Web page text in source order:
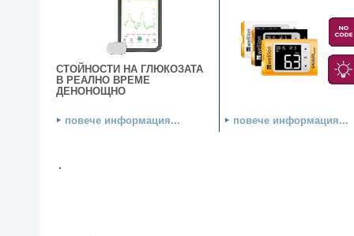
СТОЙНОСТИ НА ГЛЮКОЗАТА
В РЕАЛНО ВРЕМЕ
ДЕНОНОЩНО
повече информация... повече информация...
.